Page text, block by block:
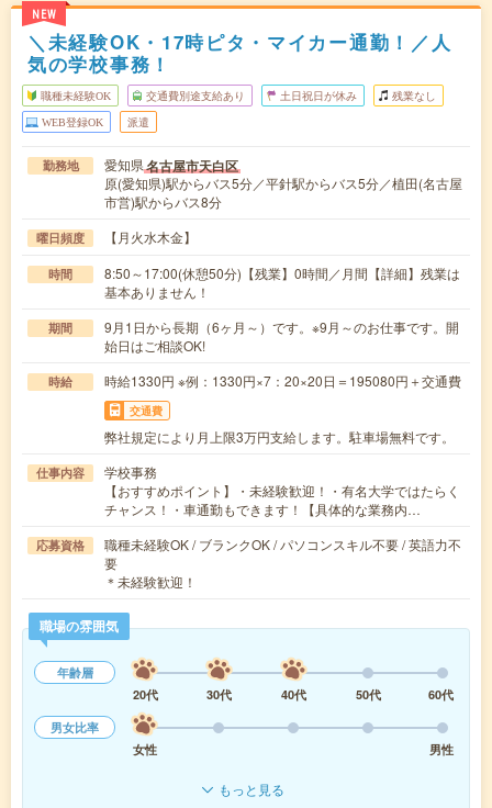
NEW
＼未経験OK・17時ピタ・マイカー通勤！／人
気の学校事務！
職種未経験OK 交通費別途支給あり 土日祝日が休み 残業なし
WEB登録OK 派遣
勤務地 愛知県名古屋市天白区
原(愛知県)駅からバス5分／平針駅からバス5分／植田(名古屋
市営)駅からバス8分
曜日頻度 【月火水木金】
時間
8:50～17:00(休憩50分)【残業】0時間／月間【詳細】残業は
基本ありません！
期間
9月1日から長期（6ヶ月～）です。※9月～のお仕事です。開
始日はご相談OK!
時給 時給1330円 ※例：1330円×7：20×20日＝195080円＋交通費
交通費
弊社規定により月上限3万円支給します。駐車場無料です。
仕事内容
学校事務
【おすすめポイント】・未経験歓迎！・有名大学ではたらく
チャンス！・車通勤もできます！【具体的な業務内…
応募資格
職種未経験OK / ブランクOK / パソコンスキル不要 / 英語力不
要
＊未経験歓迎！
職場の雰囲気
年齢層
20代
30代 40代 50代
60代
男女比率
女性
男性
もっと見る